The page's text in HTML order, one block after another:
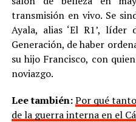
transmisión en vivo. Se
Ayala, alias ‘El R1’, líder
Generación, de haber
su hijo Francisco, con
noviazgo.
Lee también:Por qué
de la guerra interna en el